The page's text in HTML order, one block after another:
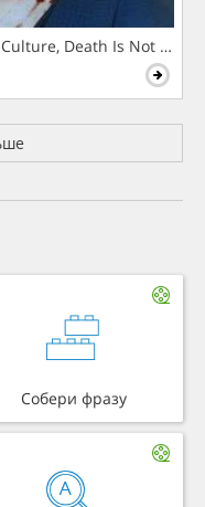
Death Is Not The
Собери фразу